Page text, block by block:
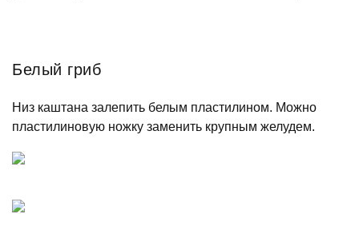
Белый гриб
Низ каштана залепить белым пластилином. Можно
пластилиновую ножку заменить крупным желудем.